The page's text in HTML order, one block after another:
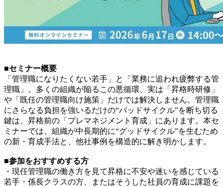
■セミナー概要
「管理職になりたくない若手」と「業務に追われ疲弊する管
理職」。多くの組織が陥るこの悪循環、実は「昇格時研修」
や「既任の管理職向け施策」だけでは解決しません。管理職
にさらなる負担を強いるだけの“バッドサイクル”を断ち切る
鍵は、昇格前の「プレマネジメント育成」にあります。本セ
ミナーでは、組織が中長期的に“グッドサイクル”を生むため
の新・育成手法と、他社事例を構造的に解き明かします。
■参加をおすすめする方
・現任管理職の働き方を見て昇格に不安や迷いを感じている
若手・係長クラスの方、またはそうした社員の育成に課題を